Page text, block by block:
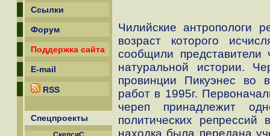
Ссылки
Форум
Поддержка сайта
E-mail
RSS
Спецпроекты
Чилийские антропологи
возраст которого
сообщили представители
натуральной истории.
провинции Пикуэнес во
работ в 1995г.
череп принадлежит
политических
находка была передана